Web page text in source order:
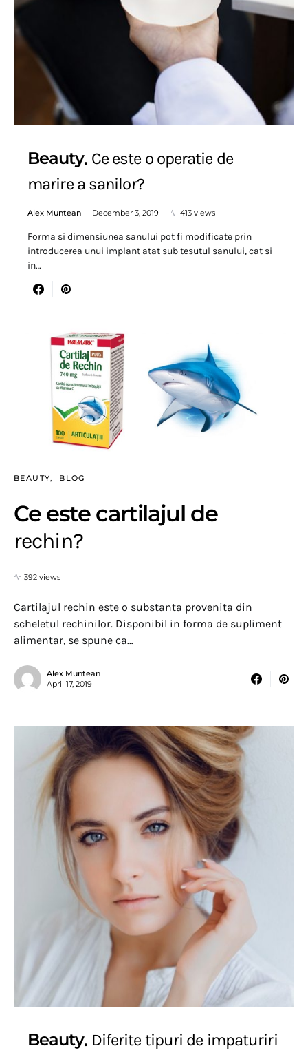
Beauty Ce este o operatie de
marire a sanilor?
Alex Muntean December 3, 2019 413 views
Forma si dimensiunea sanului pot fi modificate prin
introducerea unui implant atat sub tesutul sanului, cat si
in…
BEAUTY BLOG
Ce este cartilajul de
rechin?
392 views
Cartilajul rechin este o substanta provenita din
scheletul rechinilor. Disponibil in forma de supliment
alimentar, se spune ca…
Alex Muntean
April 17, 2019
Beauty Diferite tipuri de impaturiri